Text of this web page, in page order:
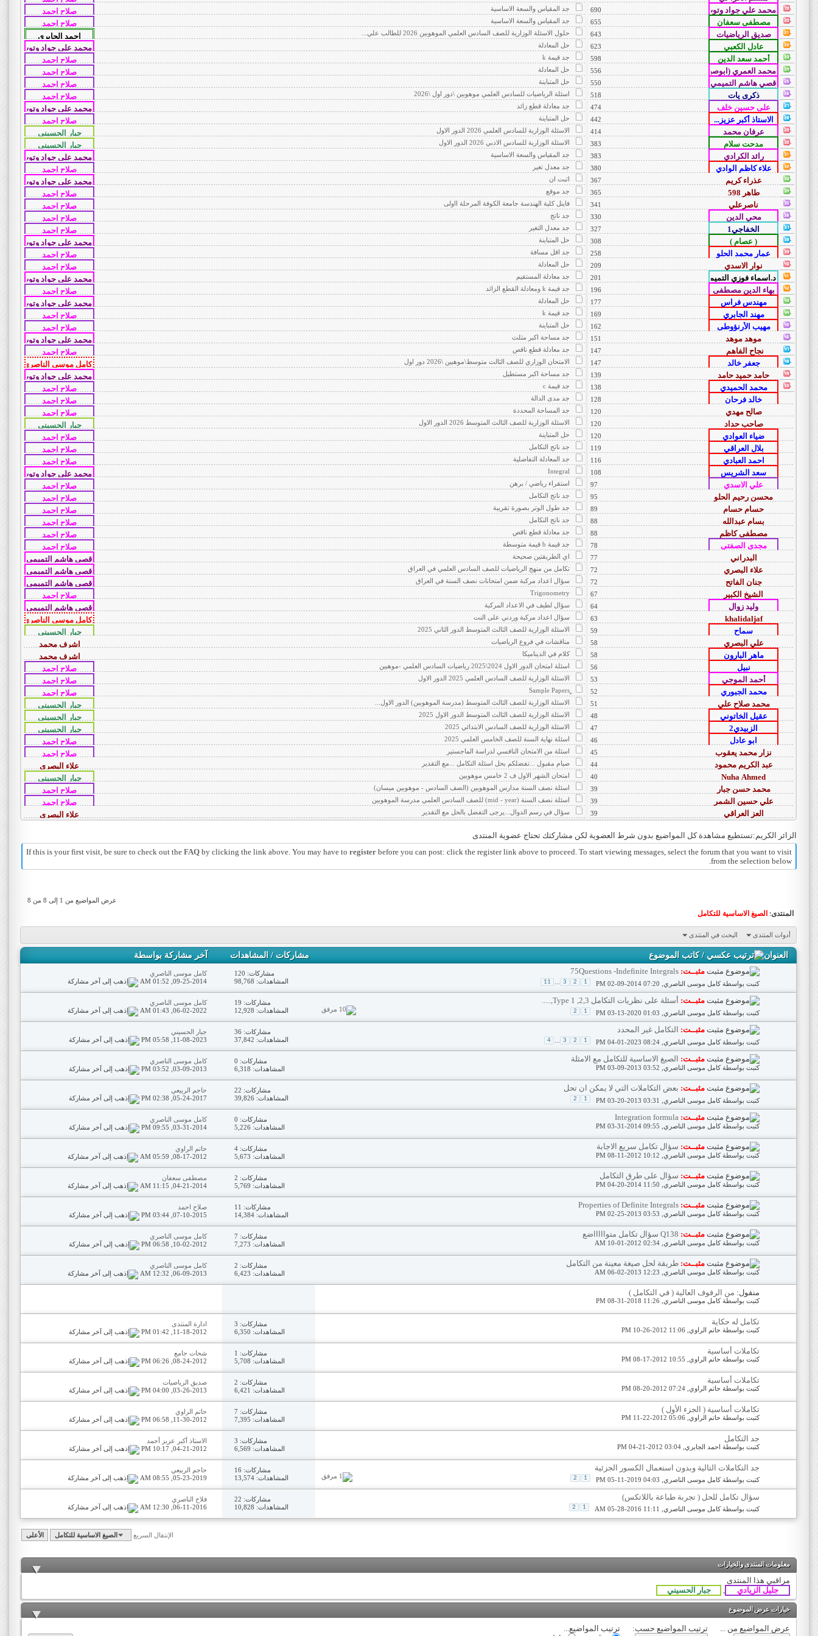
690
655
643
623
598
556
550
518
474
442
414
383
383
380
367
365
341
330
327
308
258
209
201
196
177
169
162
151
147
147
139
138
128
120
120
120
119
116
108
97
95
89
88
88
78
77
72
72
67
64
63
59
58
58
56
53
52
51
48
47
46
45
44
40
39
39
39
جد المقياس والسعة الاساسية
جد المقياس والسعة الاساسية
حلول الاسئلة الوزارية للصف السادس العلمي الموهوبين 2026 للطالب علي...
حل المعادلة
جد قيمة k
حل المعادلة
حل المتباينة
اسئلة الرياضيات للسادس العلمي موهوبين \دور اول \2026
جد معادلة قطع زائد
حل المتباينة
الاسئلة الوزارية للسادس العلمي 2026 الدور الاول
الاسئلة الوزارية للسادس الادبي 2026 الدور الاول
جد المقياس والسعة الاساسية
جد معدل تغير
اثبت ان
جد موقع
فاينل كلية الهندسة جامعة الكوفة المرحلة ااولى
جد ناتج
جد معدل التغير
حل المتباينة
جد اقل مسافة
حل المعادلة
جد معادلة المستقيم
جد قيمة k ومعادلة القطع الزائد
حل المعادلة
جد قيمة k
حل المتباينة
جد مساحة اكبر مثلث
جد معادلة قطع ناقص
الامتحان الوزاري للصف الثالث متوسط\موهبين \2026 دور اول
جد مساحة اكبر مستطيل
جد قيمة c
جد مدى الدالة
جد المساحة المحددة
الاسئلة الوزارية للصف الثالث المتوسط 2026 الدور الاول
حل المتباينة
جد ناتج التكامل
جد المعادلة التفاضلية
Integral
استقراء رياضي / برهن
جد ناتج التكامل
جد طول الوتر بصورة تقريبة
جد ناتج التكامل
جد معادلة قطع ناقص
جد قيمة b قيمة متوسطة
اي الطريقتين صحيحة
تكامل من منهج الرياضيات للصف السادس العلمي في العراق
سؤال اعداد مركبة ضمن امتحانات نصف السنة في العراق
Trigonometry
سؤال لطيف في الاعداد المركبة
سؤال اعداد مركبة وردني على النت
الاسئلة الوزارية للصف الثالث المتوسط الدور الثاني 2025
مناقشات في فروع الرياضيات
كلام في الديناميكا
اسئلة امتحان الدور الاول 2024\2025 رياضيات السادس العلمي -موهبين
الاسئلة الوزارية للصف السادس العلمي 2025 الدور الاول
الاسئلة الوزارية للصف الثالث المتوسط (مدرسة الموهوبين) الدور الاول...
الاسئلة الوزارية للصف الثالث المتوسط الدور الاول 2025
الاسئلة الوزارية للصف السادس الابتدائي 2025
اسئلة نهاية السنة للصف الخامس العلمي 2025
اسئلة من الامتحان النافسي لدراسة الماجستير
صيام مقبول ...تفضلكم بحل اسئلة التكامل ...مع التقدير
امتحان الشهر الاول ف 2 خامس موهوبين
اسئلة نصف السنة مدارس الموهوبين (الصف السادس - موهوبين ميسان)
اسئلة نصف السنة (mid - year) للصف السادس العلمي مدرسة الموهوبين
سؤال في رسم الدوال...يرجى التفضل بالحل مع التقدير
الزائر الكريم:تستطيع مشاهدة كل المواضيع بدون شرط العضوية لكن مشاركتك تحتاج عضوية المنتدى
If this is your first visit, be sure to check out the FAQ by clicking the link above. You may have to register before you can post: click the register link above to proceed. To start viewing messages, select the forum that you want to visit
from the selection below.
عرض المواضيع من 1 إلى 8 من 8
المنتدى: الصيغ الاساسية للتكامل
أدوات المنتدى البحث في المنتدى
العنوان /كاتب الموضوع مشاركات / المشاهدات
آخر مشاركة بواسطة
مثبــت: 75Questions -Indefinite Integrals
كتبت بواسطةكامل موسى الناصري 1
2
3
11
مشاركات: 120
المشاهدات: 98,768
كامل موسى الناصري
09-25-2014,
01:52 AM
مثبــت: أسئلة على نظريات التكامل Type 1 ,2,3,.....
كتبت بواسطةكامل موسى الناصري 1
2
مشاركات: 19
المشاهدات: 12,928
كامل موسى الناصري
06-02-2022,
01:43 AM
مثبــت: التكامل غير المحدد
كتبت بواسطةكامل موسى الناصري 1
2
3
4
مشاركات: 36
المشاهدات: 37,842
جبار الحسيني
11-08-2023,
05:58 PM
مثبــت: الصيغ الاساسية للتكامل مع الامثلة
كتبت بواسطةكامل موسى الناصري
مشاركات: 0
المشاهدات: 6,318
كامل موسى الناصري
03-09-2013,
03:52 PM
مثبــت: بعض التكاملات التي لا يمكن ان تحل
كتبت بواسطةكامل موسى الناصري 1
2
مشاركات: 22
المشاهدات: 39,826
حاجم الربيعي
05-24-2017,
02:38 PM
مثبــت: Integration formula
كتبت بواسطةكامل موسى الناصري
مشاركات: 0
المشاهدات: 5,226
كامل موسى الناصري
03-31-2014,
09:55 PM
مثبــت: سؤال تكامل سريع الاجابة
كتبت بواسطةكامل موسى الناصري
مشاركات: 4
المشاهدات: 5,673
حاتم الراوي
08-17-2012,
05:59 AM
مثبــت: سؤال على طرق التكامل
كتبت بواسطةكامل موسى الناصري
مشاركات: 2
المشاهدات: 5,769
مصطفى سعفان
04-21-2014,
11:15 AM
مثبــت: Properties of Definite Integrals
كتبت بواسطةكامل موسى الناصري
مشاركات: 11
المشاهدات: 14,384
صلاح احمد
07-10-2015,
03:44 PM
مثبــت: Q138 سؤال تكامل متواااااضع
كتبت بواسطةكامل موسى الناصري
مشاركات: 7
المشاهدات: 7,273
كامل موسى الناصري
10-02-2012,
06:58 PM
مثبــت: طريقة لحل صيغة معينة من التكامل
كتبت بواسطةكامل موسى الناصري
مشاركات: 2
المشاهدات: 6,423
كامل موسى الناصري
06-09-2013,
12:32 AM
منقول: من الرفوف العالية ( في التكامل )
كتبت بواسطةكامل موسى الناصري
تكامل له حكاية
كتبت بواسطة حاتم الراوي
مشاركات: 3
المشاهدات: 6,350
ادارة المنتدى
11-18-2012,
01:42 PM
تكاملات أساسية
كتبت بواسطة حاتم الراوي
مشاركات: 1
المشاهدات: 5,708
شحات جامع
08-24-2012,
06:26 PM
تكاملات أساسية
كتبت بواسطة حاتم الراوي
مشاركات: 2
المشاهدات: 6,421
صديق الرياضيات
03-26-2013,
04:00 PM
تكاملات أساسية ( الجزء الأول )
كتبت بواسطة حاتم الراوي
مشاركات: 7
المشاهدات: 7,395
حاتم الراوي
11-30-2012,
06:58 PM
جد التكامل
كتبت بواسطة احمد الجابري
مشاركات: 3
المشاهدات: 6,569
الاستاذ أكبر عزيز أحمد
04-21-2012,
10:17 PM
جد التكاملات التالية وبدون استعمال الكسور الجزئية
كتبت بواسطةكامل موسى الناصري 1
2
مشاركات: 16
المشاهدات: 13,574
حاجم الربيعي
05-23-2019,
08:55 AM
سؤال تكامل للحل ( تجربة طباعة باللاتكس)
كتبت بواسطةكامل موسى الناصري 1
2
مشاركات: 22
المشاهدات: 10,828
فلاح الناصري
06-11-2016,
12:30 AM
الإنتقال السريع الصيغ الاساسية للتكامل الأعلى
معلومات المنتدى والخيارات
مراقبي هذا المنتدى
خيارات عرض الموضوع
عرض المواضيع من ... ترتيب المواضيع حسب:
ترتيب المواضيع...